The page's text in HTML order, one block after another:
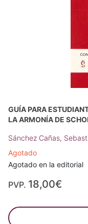
GUÍA PARA
LA ARMONÍA DE
Sánchez Cañas,
Agotado
Agotado en la editorial
PVP. 18,00€